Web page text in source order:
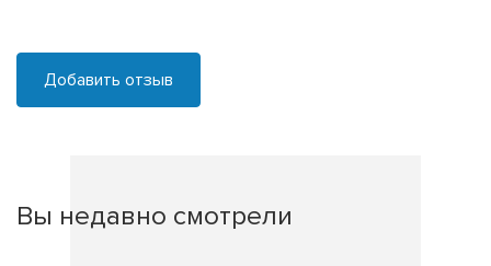
Добавить отзыв
Вы недавно смотрели